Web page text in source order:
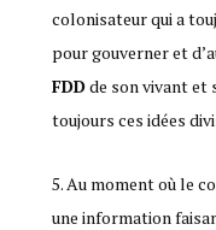
colonisateur qui a
pour gouverner et
FDDde son vivant et
toujours ces idées
Au moment où le
une information